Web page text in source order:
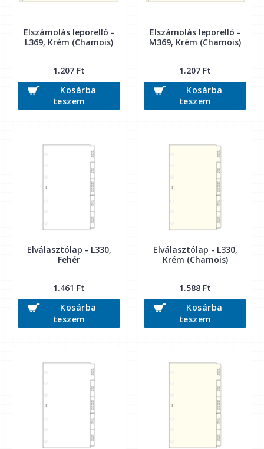
Elszámolás leporelló -
L369, Krém (Chamois)
1.207 Ft
Kosárba
teszem
Elszámolás leporelló -
M369, Krém (Chamois)
1.207 Ft
Kosárba
teszem
Elválasztólap - L330,
Fehér
1.461 Ft
Kosárba
teszem
Elválasztólap - L330,
Krém (Chamois)
1.588 Ft
Kosárba
teszem